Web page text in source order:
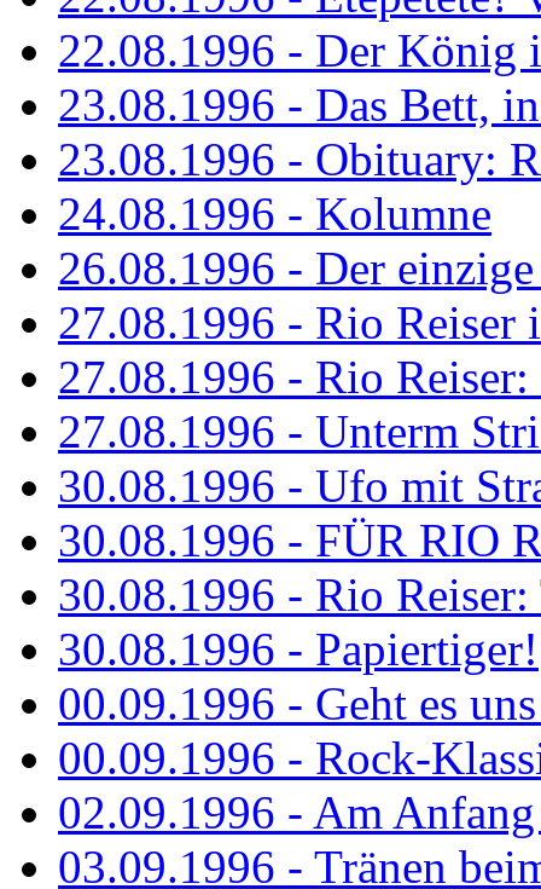
22.08.1996 - Der König
23.08.1996 - Das Bett,
23.08.1996 - Obituary:
24.08.1996 - Kolumne
26.08.1996 - Der
27.08.1996 - Rio Reiser
27.08.1996 - Rio
27.08.1996 - Unterm
30.08.1996 - Ufo mit
30.08.1996 - FÜR RIO
30.08.1996 - Rio
30.08.1996 - Papiertiger!
00.09.1996 - Geht es
00.09.1996 - Rock-
02.09.1996 - Am
03.09.1996 - Tränen